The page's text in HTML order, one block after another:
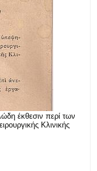
έκθεσιν περί των
Κλινικής